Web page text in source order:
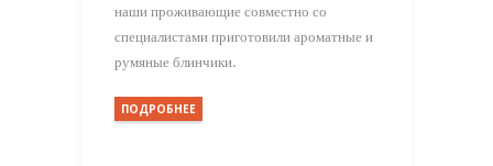
наши проживающие совместно со
специалистами приготовили ароматные и
румяные блинчики.
ПОДРОБНЕЕ